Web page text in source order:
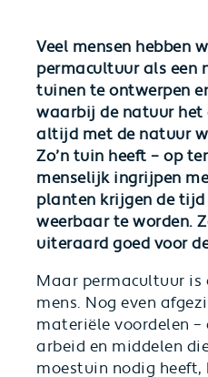
Veel mensen hebben
permacultuur als een
tuinen te ontwerpen
waarbij de natuur het
altijd met de natuur
Zo’n tuin heeft – op
menselijk ingrijpen
planten krijgen de tijd
weerbaar te worden.
uiteraard goed voor
Maar permacultuur is
mens. Nog even
materiële voordelen
arbeid en middelen
moestuin nodig